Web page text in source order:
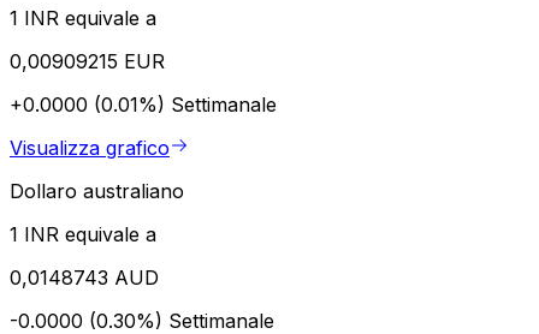
1 INR equivale a
0,00909215 EUR
+0.0000 (0.01%) Settimanale
Visualizza grafico
Dollaro australiano
1 INR equivale a
0,0148743 AUD
-0.0000 (0.30%) Settimanale